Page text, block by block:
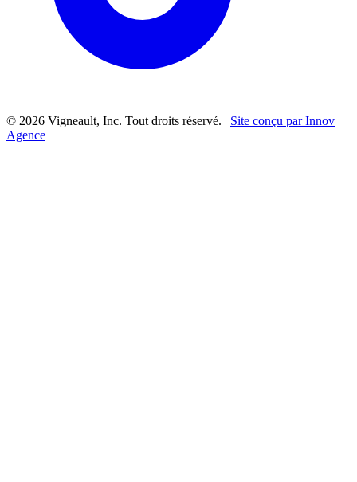
© 2026 Vigneault, Inc. Tout droits réservé. | Site conçu par Innov
Agence